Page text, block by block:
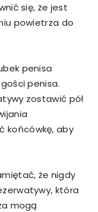
się, że jest
powietrza do
penisa
penisa.
zostawić pół
końcówkę, aby
że nigdy
która
mogą